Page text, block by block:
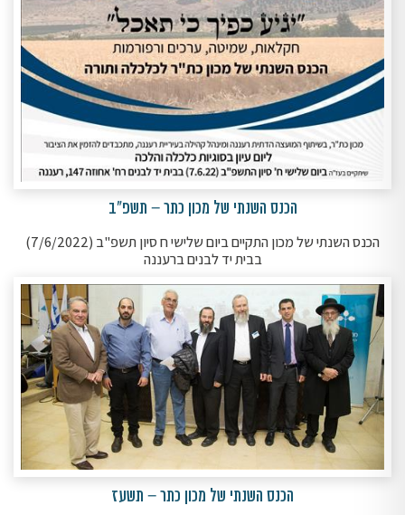
הכנס השנתי של מכון כתר – תשפ"ב
הכנס השנתי של מכון התקיים ביום שלישי ח סיון תשפ"ב (7/6/2022)
בבית יד לבנים ברעננה
הכנס השנתי של מכון כתר – תשעז